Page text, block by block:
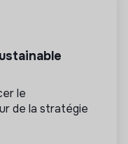
de concevoir
éco-
de la
le
de la stratégie